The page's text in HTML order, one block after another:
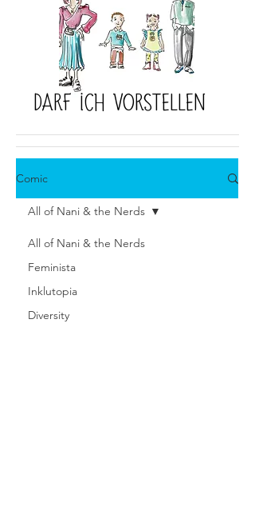
darf ich vorstellen
Comic
All of Nani & the Nerds
Feminista
Inklutopia
Diversity
All of Nani & the Nerds